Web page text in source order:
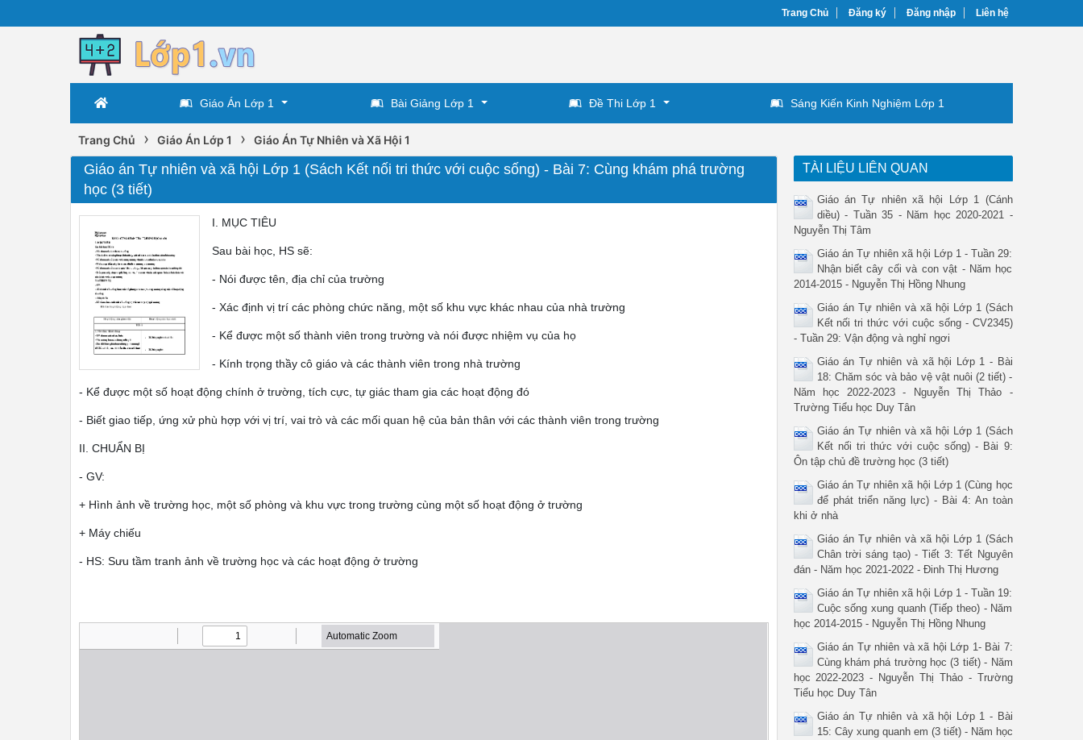
Trang Chủ Đăng ký Đăng nhập Liên hệ
Giáo Án Lớp 1 Bài Giảng Lớp 1 Đề Thi Lớp 1 Sáng Kiến Kinh Nghiệm Lớp 1
Trang Chủ › Giáo Án Lớp 1 › Giáo Án Tự Nhiên và Xã Hội 1
Giáo án Tự nhiên và xã hội Lớp 1 (Sách Kết nối tri thức với cuộc sống) - Bài 7: Cùng khám phá trường
học (3 tiết)
I. MỤC TIÊU
Sau bài học, HS sẽ:
- Nói được tên, địa chỉ của trường
- Xác định vị trí các phòng chức năng, một số khu vực khác nhau của nhà trường
- Kể được một số thành viên trong trường và nói được nhiệm vụ của họ
- Kính trọng thầy cô giáo và các thành viên trong nhà trường
- Kể được một số hoạt động chính ở trường, tích cực, tự giác tham gia các hoạt động đó
- Biết giao tiếp, ứng xử phù hợp với vị trí, vai trò và các mối quan hệ của bản thân với các thành viên trong trường
II. CHUẨN BỊ
- GV:
+ Hình ảnh về trường học, một số phòng và khu vực trong trường cùng một số hoạt động ở trường
+ Máy chiếu
- HS: Sưu tầm tranh ảnh về trường học và các hoạt động ở trường
TÀI LIỆU LIÊN QUAN
Giáo án Tự nhiên xã hội Lớp 1 (Cánh
diều) - Tuần 35 - Năm học 2020-2021 -
Nguyễn Thị Tâm
Giáo án Tự nhiên xã hội Lớp 1 - Tuần 29:
Nhận biết cây cối và con vật - Năm học
2014-2015 - Nguyễn Thị Hồng Nhung
Giáo án Tự nhiên và xã hội Lớp 1 (Sách
Kết nối tri thức với cuộc sống - CV2345)
- Tuần 29: Vận động và nghỉ ngơi
Giáo án Tự nhiên và xã hội Lớp 1 - Bài
18: Chăm sóc và bảo vệ vật nuôi (2 tiết) -
Năm học 2022-2023 - Nguyễn Thị Thảo -
Trường Tiểu học Duy Tân
Giáo án Tự nhiên và xã hội Lớp 1 (Sách
Kết nối tri thức với cuộc sống) - Bài 9:
Ôn tập chủ đề trường học (3 tiết)
Giáo án Tự nhiên xã hội Lớp 1 (Cùng học
để phát triển năng lực) - Bài 4: An toàn
khi ở nhà
Giáo án Tự nhiên và xã hội Lớp 1 (Sách
Chân trời sáng tạo) - Tiết 3: Tết Nguyên
đán - Năm học 2021-2022 - Đinh Thị Hương
Giáo án Tự nhiên xã hội Lớp 1 - Tuần 19:
Cuộc sống xung quanh (Tiếp theo) - Năm
học 2014-2015 - Nguyễn Thị Hồng Nhung
Giáo án Tự nhiên và xã hội Lớp 1- Bài 7:
Cùng khám phá trường học (3 tiết) - Năm
học 2022-2023 - Nguyễn Thị Thảo - Trường
Tiểu học Duy Tân
Giáo án Tự nhiên và xã hội Lớp 1 - Bài
15: Cây xung quanh em (3 tiết) - Năm học